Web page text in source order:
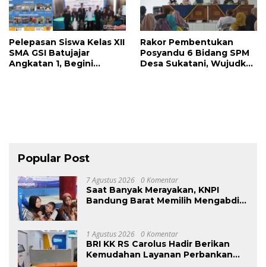
Pelepasan Siswa Kelas XII
SMA GSI Batujajar
Angkatan 1, Begini
Rakor Pembentukan
Posyandu 6 Bidang SPM
Desa Sukatani, Wujudkan
Popular Post
7 Agustus 2026 0 Komentar
Saat Banyak Merayakan, KNPI
Bandung Barat Memilih Mengabdi:
Warga Kurang Mampu
1 Agustus 2026 0 Komentar
BRI KK RS Carolus Hadir Berikan
Kemudahan Layanan Perbankan